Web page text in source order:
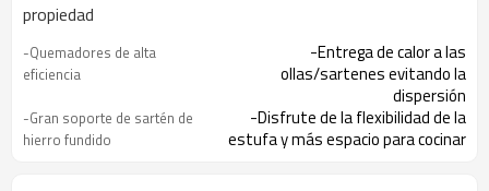
propiedad
-Quemadores de alta
eficiencia
-Entrega de calor a las
ollas/sartenes evitando la
dispersión
-Gran soporte de sartén de
hierro fundido
-Disfrute de la flexibilidad de la
estufa y más espacio para cocinar